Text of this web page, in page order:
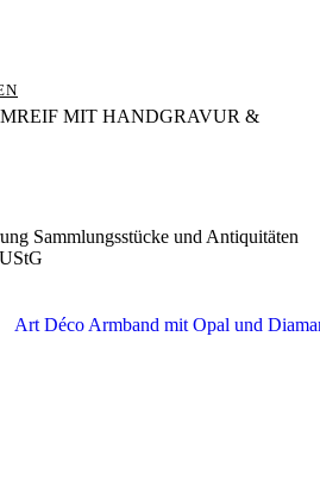
MIT HANDGRAVUR &
Sammlungsstücke und Antiquitäten